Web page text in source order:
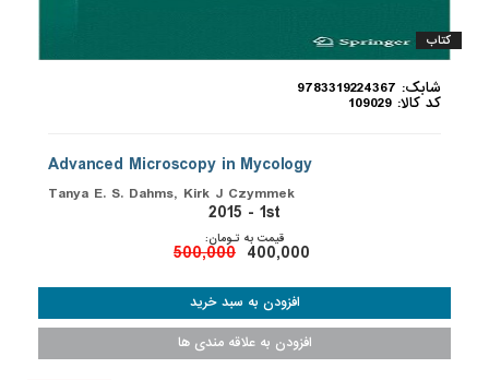
کتاب
شابک: 9783319224367
کد کالا: 109029
Advanced Microscopy in Mycology
Tanya E. S. Dahms, Kirk J Czymmek
2015 - 1st
قیمت به تـومان:
400,000
500,000